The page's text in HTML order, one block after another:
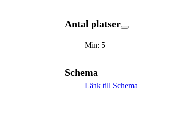
Antal platser
Min: 5
Schema
Länk till Schema